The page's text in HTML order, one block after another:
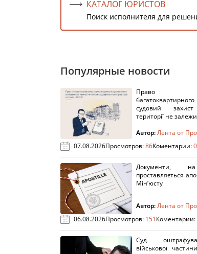
КАТАЛОГ ЮРИСТОВ
Поиск исполнителя для
Популярные новости
Право
судовий захист
території не
Автор:Лента от
07.08.2026Просмотров:86Коментарии:0
Документи,
проставляється
Мін’юсту
Автор:Лента от
06.08.2026Просмотров: 151Коментарии:
Суд
військової